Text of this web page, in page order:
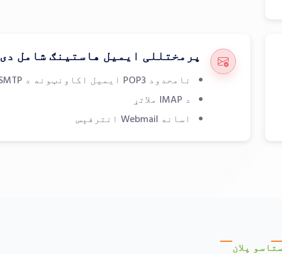
پرمختللی ایمیل هاستینګ شامل دی
نامحدود POP3 ایمیل اکاونټونه د SMTP سره
د IMAP ملاتړ
اسانه Webmail انترفېس
پلان